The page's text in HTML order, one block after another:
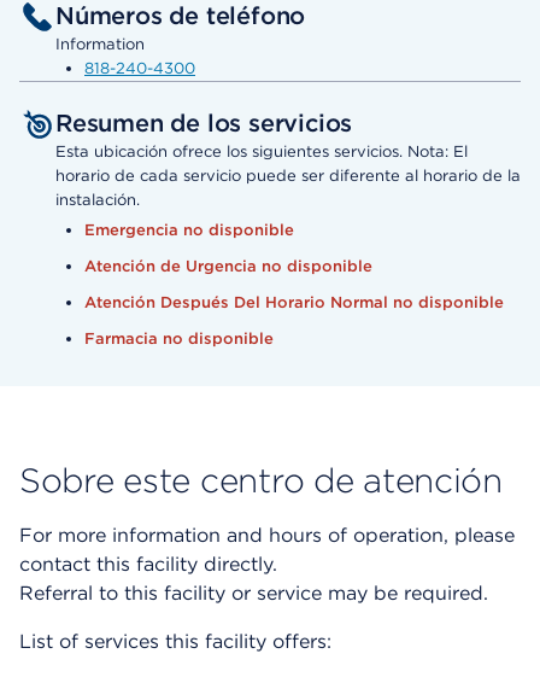
Números de teléfono
Information
818-240-4300
Resumen de los servicios
Esta ubicación ofrece los siguientes servicios. Nota: El
horario de cada servicio puede ser diferente al horario de la
instalación.
Emergencia no disponible
Atención de Urgencia no disponible
Atención Después Del Horario Normal no disponible
Farmacia no disponible
Sobre este centro de atención
For more information and hours of operation, please
contact this facility directly.
Referral to this facility or service may be required.
List of services this facility offers: